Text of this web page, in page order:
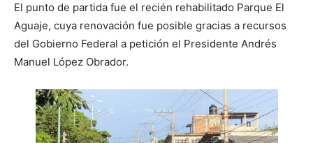
El punto de partida fue el recién rehabilitado Parque El
Aguaje, cuya renovación fue posible gracias a recursos
del Gobierno Federal a petición el Presidente Andrés
Manuel López Obrador.